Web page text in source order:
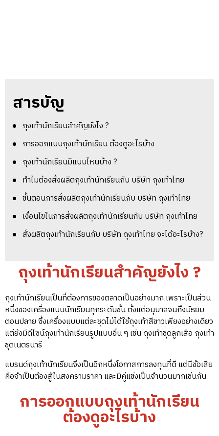
สารบัญ
ถุงเท้านักเรียนสำคัญยังไง ?
การออกแบบถุงเท้านักเรียน ต้องดูอะไรบ้าง
ถุงเท้านักเรียนมีแบบไหนบ้าง ?
ทำไมต้องสั่งผลิตถุงเท้านักเรียนกับ บริษัท ถุงเท้าไทย
ขั้นตอนการสั่งผลิตถุงเท้านักเรียนกับ บริษัท ถุงเท้าไทย
เงื่อนไขในการสั่งผลิตถุงเท้านักเรียนกับ บริษัท ถุงเท้าไทย
สั่งผลิตถุงเท้านักเรียนกับ บริษัท ถุงเท้าไทย จะได้อะไรบ้าง?
ถุงเท้านักเรียนสำคัญยังไง ?
ถุงเท้านักเรียนเป็นที่ต้องการของตลาดเป็นอย่างมาก เพราะเป็นส่วน
หนึ่งของเครื่องแบบนักเรียนทุกระดับชั้น ตั้งแต่อนุบาลจนถึงมัธยม
ตอนปลาย ซึ่งเครื่องแบบแต่ละชุดไม่ได้ใช้ถุงเท้าสีขาวเพียงอย่างเดียว
แต่ยังมีดีไซน์ถุงเท้านักเรียนรูปแบบอื่น ๆ เช่น ถุงเท้าชุดลูกเสือ ถุงเท้า
ชุดเนตรนารี
แบรนด์ถุงเท้านักเรียนจึงเป็นอีกหนึ่งโอกาสการลงทุนที่ดี แต่มีข้อเสีย
คือจำเป็นต้องสู้ในสงครามราคา และมีคู่แข่งเป็นจำนวนมากเช่นกัน
การออกแบบถุงเท้านักเรียน
ต้องดูอะไรบ้าง